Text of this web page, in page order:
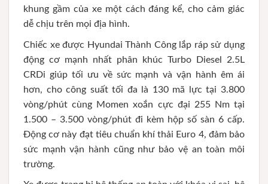
khung gầm của xe một cách đáng kể, cho cảm giác
dễ chịu trên mọi địa hình.
Chiếc xe được Hyundai Thành Công lắp ráp sử dụng
động cơ mạnh nhất phân khúc Turbo Diesel 2.5L
CRDi giúp tối ưu về sức mạnh và vận hành êm ái
hơn, cho công suất tối đa là 130 mã lực tại 3.800
vòng/phút cùng Momen xoắn cực đại 255 Nm tại
1.500 – 3.500 vòng/phút đi kèm hộp số sàn 6 cấp.
Động cơ này đạt tiêu chuẩn khí thải Euro 4, đảm bảo
sức mạnh vận hành cũng như bảo vệ an toàn môi
trường.